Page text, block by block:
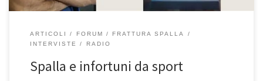
ARTICOLI FORUM
FRATTURA SPALLA
INTERVISTE
RADIO
Spalla e infortuni da sport